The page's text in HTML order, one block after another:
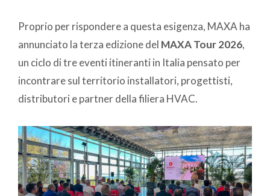
Proprio per rispondere a questa esigenza, MAXA ha
annunciato la terza edizione del MAXA Tour 2026,
un ciclo di tre eventi itineranti in Italia pensato per
incontrare sul territorio installatori, progettisti,
distributori e partner della filiera HVAC.